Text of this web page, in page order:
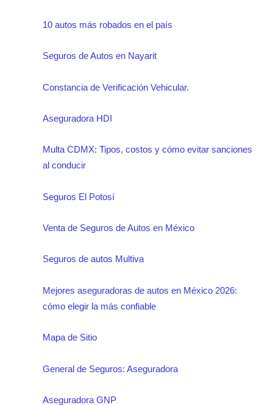
10 autos más robados en el país
Seguros de Autos en Nayarit
Constancia de Verificación Vehicular.
Aseguradora HDI
Multa CDMX: Tipos, costos y cómo evitar sanciones
al conducir
Seguros El Potosí
Venta de Seguros de Autos en México
Seguros de autos Multiva
Mejores aseguradoras de autos en México 2026:
cómo elegir la más confiable
Mapa de Sitio
General de Seguros: Aseguradora
Aseguradora GNP